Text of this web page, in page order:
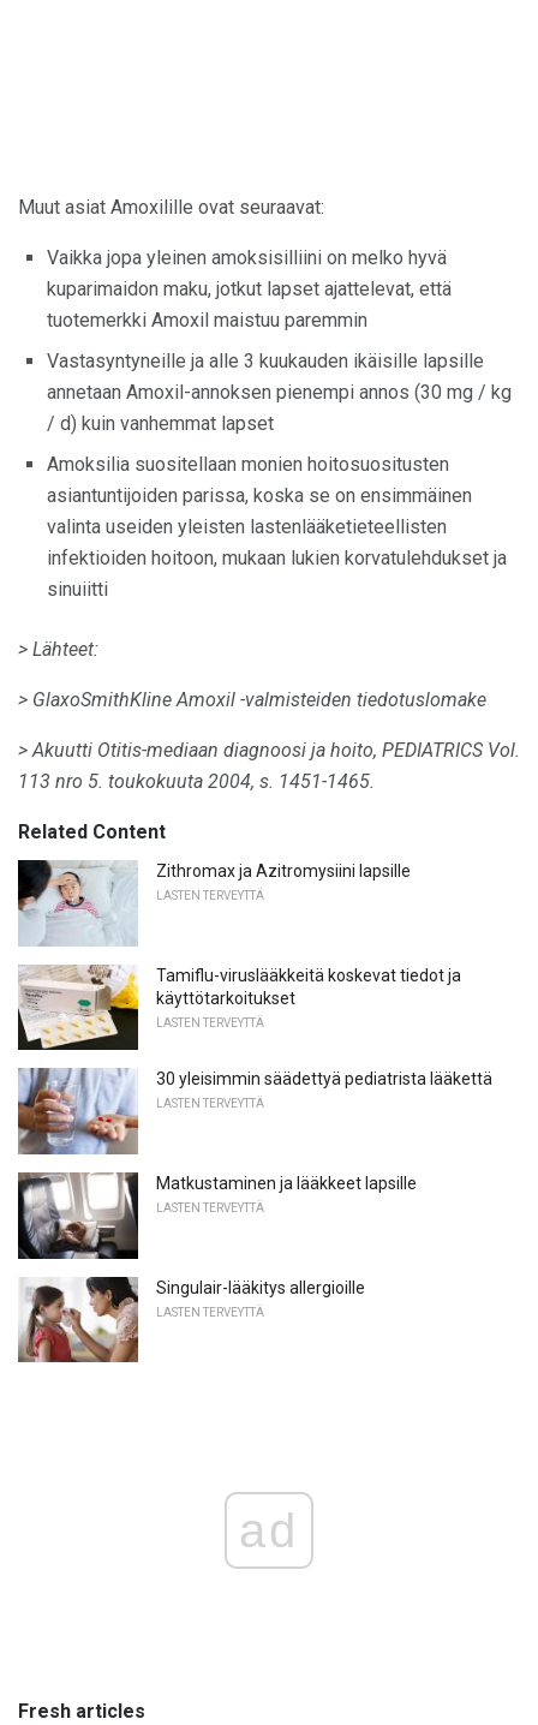
Muut asiat Amoxilille ovat seuraavat:
Vaikka jopa yleinen amoksisilliini on melko hyvä
kuparimaidon maku, jotkut lapset ajattelevat, että
tuotemerkki Amoxil maistuu paremmin
Vastasyntyneille ja alle 3 kuukauden ikäisille lapsille
annetaan Amoxil-annoksen pienempi annos (30 mg / kg
/ d) kuin vanhemmat lapset
Amoksilia suositellaan monien hoitosuositusten
asiantuntijoiden parissa, koska se on ensimmäinen
valinta useiden yleisten lastenlääketieteellisten
infektioiden hoitoon, mukaan lukien korvatulehdukset ja
sinuiitti
> Lähteet:
> GlaxoSmithKline Amoxil -valmisteiden tiedotuslomake
> Akuutti Otitis-mediaan diagnoosi ja hoito, PEDIATRICS Vol.
113 nro 5. toukokuuta 2004, s. 1451-1465.
Related Content
Zithromax ja Azitromysiini lapsille
LASTEN TERVEYTTÄ
Tamiflu-viruslääkkeitä koskevat tiedot ja
käyttötarkoitukset
LASTEN TERVEYTTÄ
30 yleisimmin säädettyä pediatrista lääkettä
LASTEN TERVEYTTÄ
Matkustaminen ja lääkkeet lapsille
LASTEN TERVEYTTÄ
Singulair-lääkitys allergioille
LASTEN TERVEYTTÄ
ad
Fresh articles